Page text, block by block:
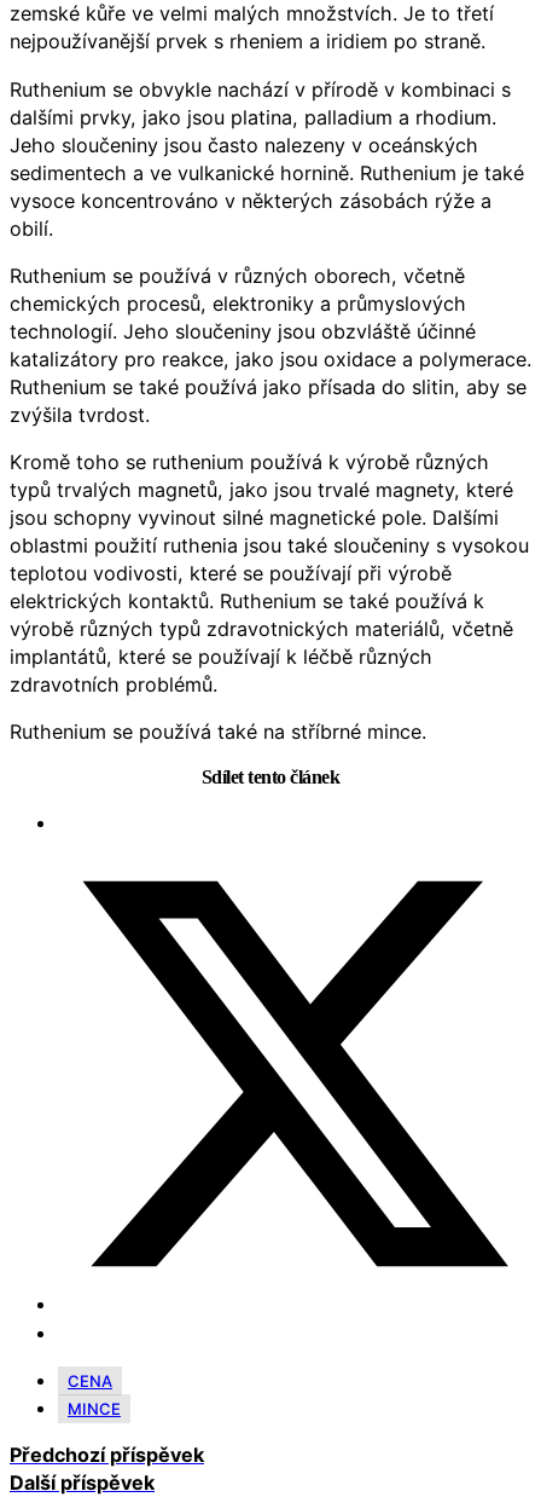
zemské kůře ve velmi malých množstvích. Je to třetí
nejpoužívanější prvek s rheniem a iridiem po straně.
Ruthenium se obvykle nachází v přírodě v kombinaci s
dalšími prvky, jako jsou platina, palladium a rhodium.
Jeho sloučeniny jsou často nalezeny v oceánských
sedimentech a ve vulkanické hornině. Ruthenium je také
vysoce koncentrováno v některých zásobách rýže a
obilí.
Ruthenium se používá v různých oborech, včetně
chemických procesů, elektroniky a průmyslových
technologií. Jeho sloučeniny jsou obzvláště účinné
katalizátory pro reakce, jako jsou oxidace a polymerace.
Ruthenium se také používá jako přísada do slitin, aby se
zvýšila tvrdost.
Kromě toho se ruthenium používá k výrobě různých
typů trvalých magnetů, jako jsou trvalé magnety, které
jsou schopny vyvinout silné magnetické pole. Dalšími
oblastmi použití ruthenia jsou také sloučeniny s vysokou
teplotou vodivosti, které se používají při výrobě
elektrických kontaktů. Ruthenium se také používá k
výrobě různých typů zdravotnických materiálů, včetně
implantátů, které se používají k léčbě různých
zdravotních problémů.
Ruthenium se používá také na stříbrné mince.
Sdílet tento článek
CENA
MINCE
Předchozí příspěvek
Další příspěvek